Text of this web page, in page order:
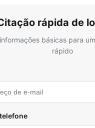
rápida de
básicas para
rápido